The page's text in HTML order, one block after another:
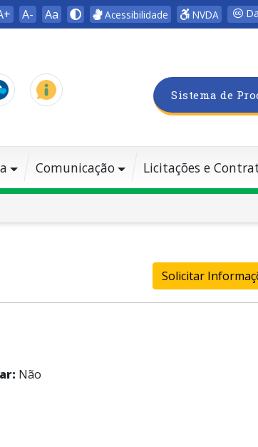
A- Aa Acessibilidade NVDA
Sistema de
Comunicação Licitações e
Solicitar
Não